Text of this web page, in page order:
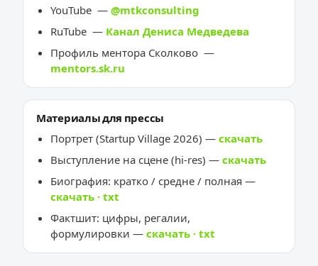
YouTube — @mtkconsulting
RuTube — Канал Дениса Медведева
Профиль ментора Сколково —
mentors.sk.ru
Материалы для прессы
Портрет (Startup Village 2026) — скачать
Выступление на сцене (hi-res) — скачать
Биография: кратко / средне / полная —
скачать · txt
Фактшит: цифры, регалии,
формулировки — скачать · txt